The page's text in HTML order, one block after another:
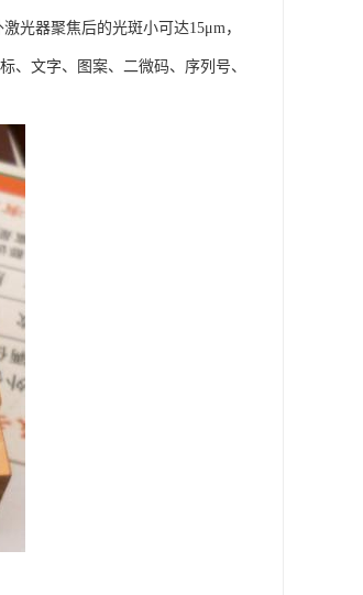
光器聚焦后的光斑小可达15μm，
、文字、图案、二微码、序列号、